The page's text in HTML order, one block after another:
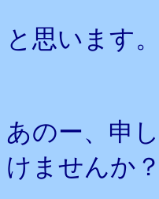
と思います。
あのー、申
けませんか？